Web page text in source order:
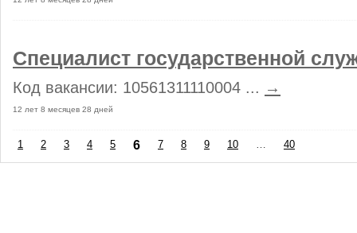
Специалист государственной
Код вакансии: 10561311110004 ... →
12 лет 8 месяцев 28 дней
1 2 3 4 5 6 7 8 9 10 … 40